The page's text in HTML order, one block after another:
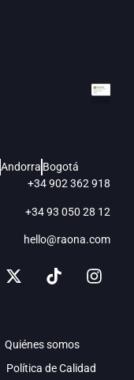
Andorra Bogotá
+34 902 362 918
+34 93 050 28 12
hello@raona.com
Quiénes somos
Política de Calidad